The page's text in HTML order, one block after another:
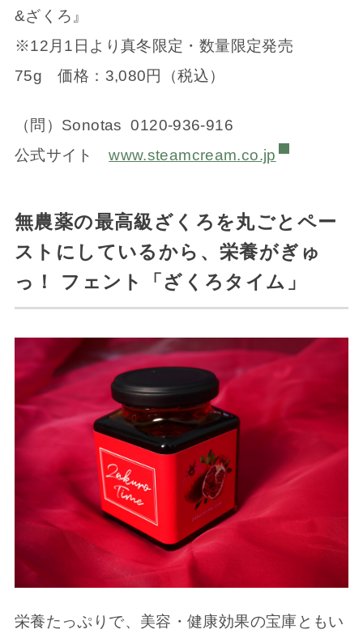
&ざくろ』
※12月1日より真冬限定・数量限定発売
75g 価格：3,080円（税込）
（問）Sonotas 0120-936-916
公式サイトwww.steamcream.co.jp
無農薬の最高級ざくろを丸ごとペー
ストにしているから、栄養がぎゅ
っ！ フェント「ざくろタイム」
栄養たっぷりで、美容・健康効果の宝庫ともい